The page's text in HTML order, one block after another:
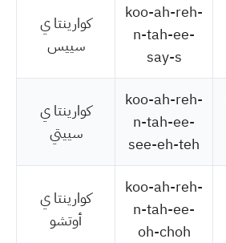
koo-ah-reh-
n-tah-ee-
say-s
كوارينتا ي
سييس
koo-ah-reh-
n-tah-ee-
see-eh-teh
كوارينتا ي
سييتي
koo-ah-reh-
n-tah-ee-
oh-choh
كوارينتا ي
أوتشو